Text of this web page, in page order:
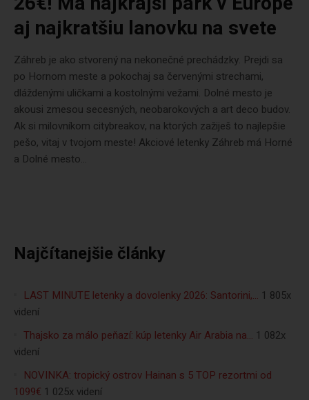
aj najkratšiu lanovku na svete
Záhreb je ako stvorený na nekonečné prechádzky. Prejdi sa
po Hornom meste a pokochaj sa červenými strechami,
dláždenými uličkami a kostolnými vežami. Dolné mesto je
akousi zmesou secesných, neobarokových a art deco budov.
Ak si milovníkom citybreakov, na ktorých zažiješ to najlepšie
pešo, vitaj v tvojom meste! Akciové letenky Záhreb má Horné
a Dolné mesto...
Najčítanejšie články
LAST MINUTE letenky a dovolenky 2026: Santorini,… 1 805x
videní
Thajsko za málo peňazí: kúp letenky Air Arabia na… 1 082x
videní
NOVINKA: tropický ostrov Hainan s 5 TOP rezortmi od
1099€ 1 025x videní